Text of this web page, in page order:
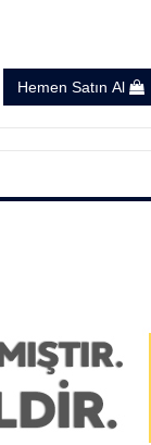
Hemen Satın Al